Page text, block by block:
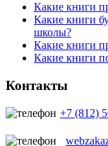
Какие книги
Какие книги
школы?
Какие книги
Какие книги
Контакты
+7 (812)